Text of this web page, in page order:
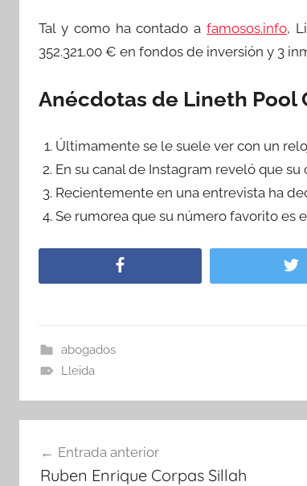
Tal y como ha contado afamosos.info,
352.321,00 € en fondos de inversión y 3
Anécdotas de Lineth Pool
Últimamente se le suele ver con un
En su canal de Instagram reveló que
Recientemente en una entrevista ha
Se rumorea que su número favorito es
abogados
Lleida
de
Entrada anterior
Ruben Enrique Corpas Sillah